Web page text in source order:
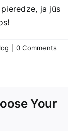
ja jūs
0 Comments
Your